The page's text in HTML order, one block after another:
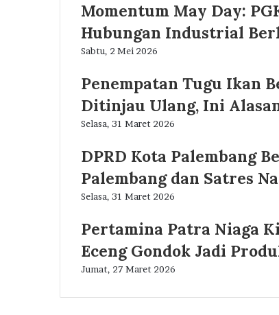
Momentum May Day:
Hubungan Industrial
Sabtu, 2 Mei 2026
Penempatan Tugu Ikan
Ditinjau Ulang, Ini
Selasa, 31 Maret 2026
DPRD Kota Palembang
Palembang dan Satres
Selasa, 31 Maret 2026
Pertamina Patra Niaga
Eceng Gondok Jadi
Jumat, 27 Maret 2026